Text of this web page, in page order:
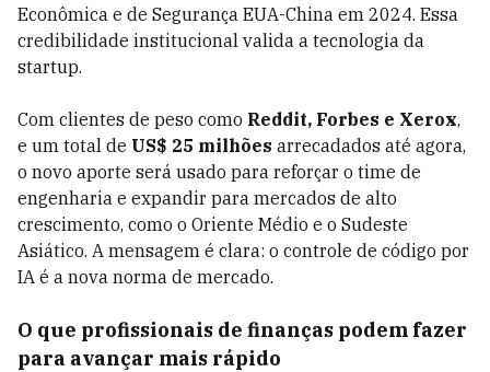
Econômica e de Segurança EUA-China em 2024. Essa
credibilidade institucional valida a tecnologia da
startup.
Com clientes de peso como Reddit, Forbes e Xerox,
e um total de US$ 25 milhões arrecadados até agora,
o novo aporte será usado para reforçar o time de
engenharia e expandir para mercados de alto
crescimento, como o Oriente Médio e o Sudeste
Asiático. A mensagem é clara: o controle de código por
IA é a nova norma de mercado.
O que profissionais de finanças podem fazer
para avançar mais rápido